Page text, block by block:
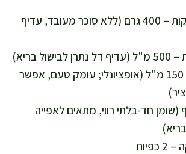
עגבניות מרוסקות – 400 גרם (ללא סוכר מעובד, עדיף
בריא)
יין אדום יבש – 150 מ"ל (אופציונלי; עומק טעם, אפשר
זית – 1 כף (שומן חד-בלתי רווי, מתאים לאפייה